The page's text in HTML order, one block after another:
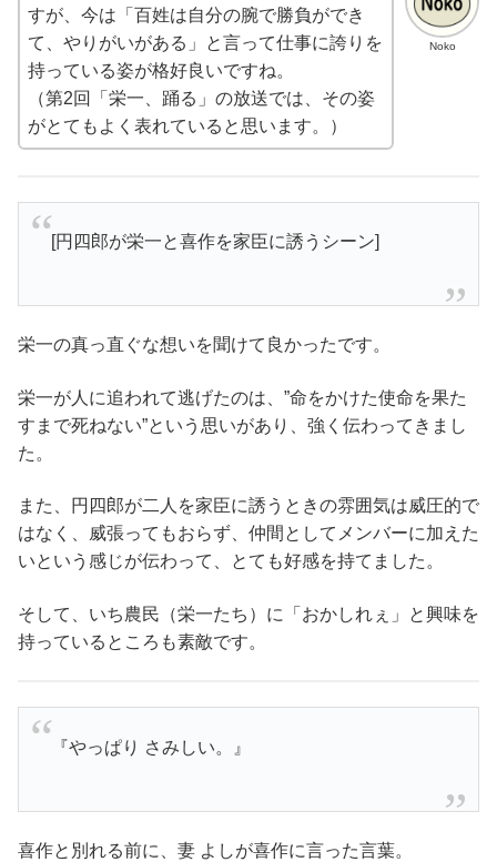
Noko
すが、今は「百姓は自分の腕で勝負ができ
て、やりがいがある」と言って仕事に誇りを
持っている姿が格好良いですね。
（第2回「栄一、踊る」の放送では、その姿
がとてもよく表れていると思います。）
[円四郎が栄一と喜作を家臣に誘うシーン]
栄一の真っ直ぐな想いを聞けて良かったです。
栄一が人に追われて逃げたのは、”命をかけた使命を果た
すまで死ねない”という思いがあり、強く伝わってきまし
た。
また、円四郎が二人を家臣に誘うときの雰囲気は威圧的で
はなく、威張ってもおらず、仲間としてメンバーに加えた
いという感じが伝わって、とても好感を持てました。
そして、いち農民（栄一たち）に「おかしれぇ」と興味を
持っているところも素敵です。
『やっぱり さみしい。』
喜作と別れる前に、妻 よしが喜作に言った言葉。